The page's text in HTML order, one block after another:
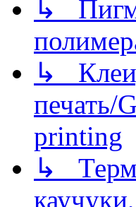
↳
↳ Клеи,
печать/
printing
↳